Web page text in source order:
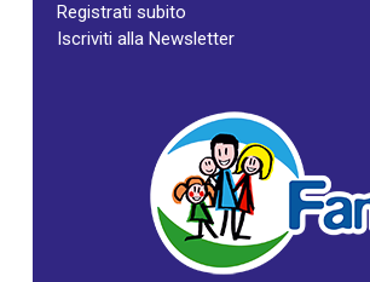
Registrati subito
Iscriviti alla Newsletter